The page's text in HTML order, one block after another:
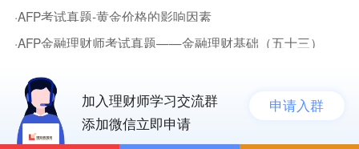
·AFP考试真题-黄金价格的影响因素
·AFP金融理财师考试真题——金融理财基础（五十三）
加入理财师学习交流群
添加微信立即申请
申请入群